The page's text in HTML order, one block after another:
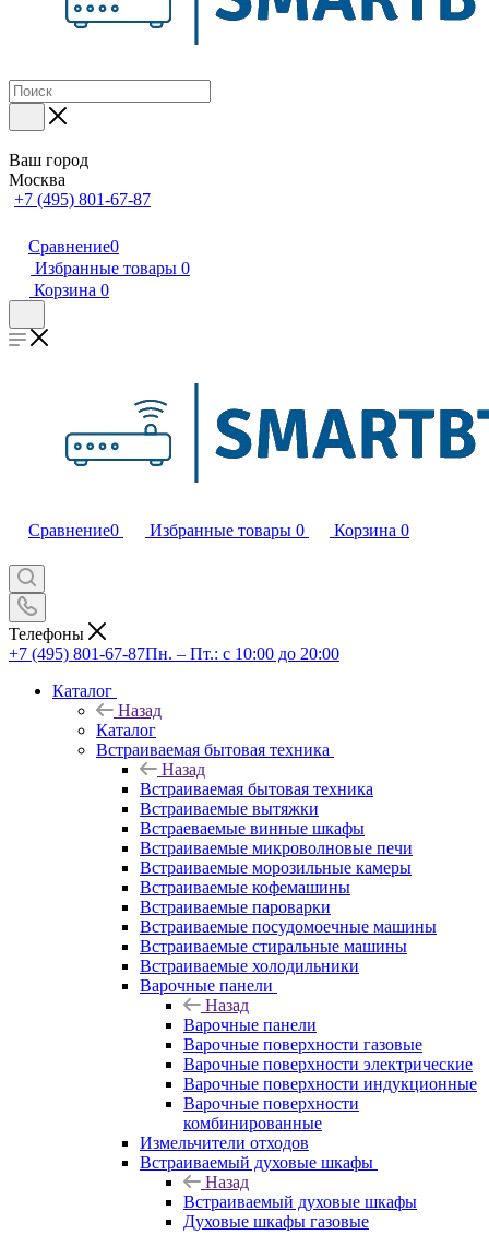
Ваш город
Москва
+7 (495) 801-67-87
Сравнение0
Избранные товары 0
Корзина 0
Сравнение0 Избранные товары 0 Корзина 0
Телефоны
+7 (495) 801-67-87Пн. – Пт.: с 10:00 до 20:00
Каталог
Назад
Каталог
Встраиваемая бытовая техника
Назад
Встраиваемая бытовая техника
Встраиваемые вытяжки
Встраеваемые винные шкафы
Встраиваемые микроволновые печи
Встраиваемые морозильные камеры
Встраиваемые кофемашины
Встраиваемые пароварки
Встраиваемые посудомоечные машины
Встраиваемые стиральные машины
Встраиваемые холодильники
Варочные панели
Назад
Варочные панели
Варочные поверхности газовые
Варочные поверхности электрические
Варочные поверхности индукционные
Варочные поверхности
комбинированные
Измельчители отходов
Встраиваемый духовые шкафы
Назад
Встраиваемый духовые шкафы
Духовые шкафы газовые